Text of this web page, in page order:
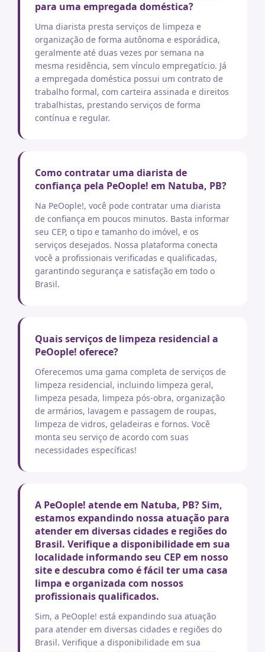
para uma empregada doméstica?
Uma diarista presta serviços de limpeza e
organização de forma autônoma e esporádica,
geralmente até duas vezes por semana na
mesma residência, sem vínculo empregatício. Já
a empregada doméstica possui um contrato de
trabalho formal, com carteira assinada e direitos
trabalhistas, prestando serviços de forma
contínua e regular.
Como contratar uma diarista de
confiança pela PeOople! em Natuba, PB?
Na PeOople!, você pode contratar uma diarista
de confiança em poucos minutos. Basta informar
seu CEP, o tipo e tamanho do imóvel, e os
serviços desejados. Nossa plataforma conecta
você a profissionais verificadas e qualificadas,
garantindo segurança e satisfação em todo o
Brasil.
Quais serviços de limpeza residencial a
PeOople! oferece?
Oferecemos uma gama completa de serviços de
limpeza residencial, incluindo limpeza geral,
limpeza pesada, limpeza pós-obra, organização
de armários, lavagem e passagem de roupas,
limpeza de vidros, geladeiras e fornos. Você
monta seu serviço de acordo com suas
necessidades específicas!
A PeOople! atende em Natuba, PB? Sim,
estamos expandindo nossa atuação para
atender em diversas cidades e regiões do
Brasil. Verifique a disponibilidade em sua
localidade informando seu CEP em nosso
site e descubra como é fácil ter uma casa
limpa e organizada com nossos
profissionais qualificados.
Sim, a PeOople! está expandindo sua atuação
para atender em diversas cidades e regiões do
Brasil. Verifique a disponibilidade em sua